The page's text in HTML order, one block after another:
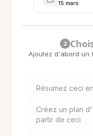
15 mars
2
Ajoutez d'abord
Résumez ceci
Créez un plan
partir de ceci